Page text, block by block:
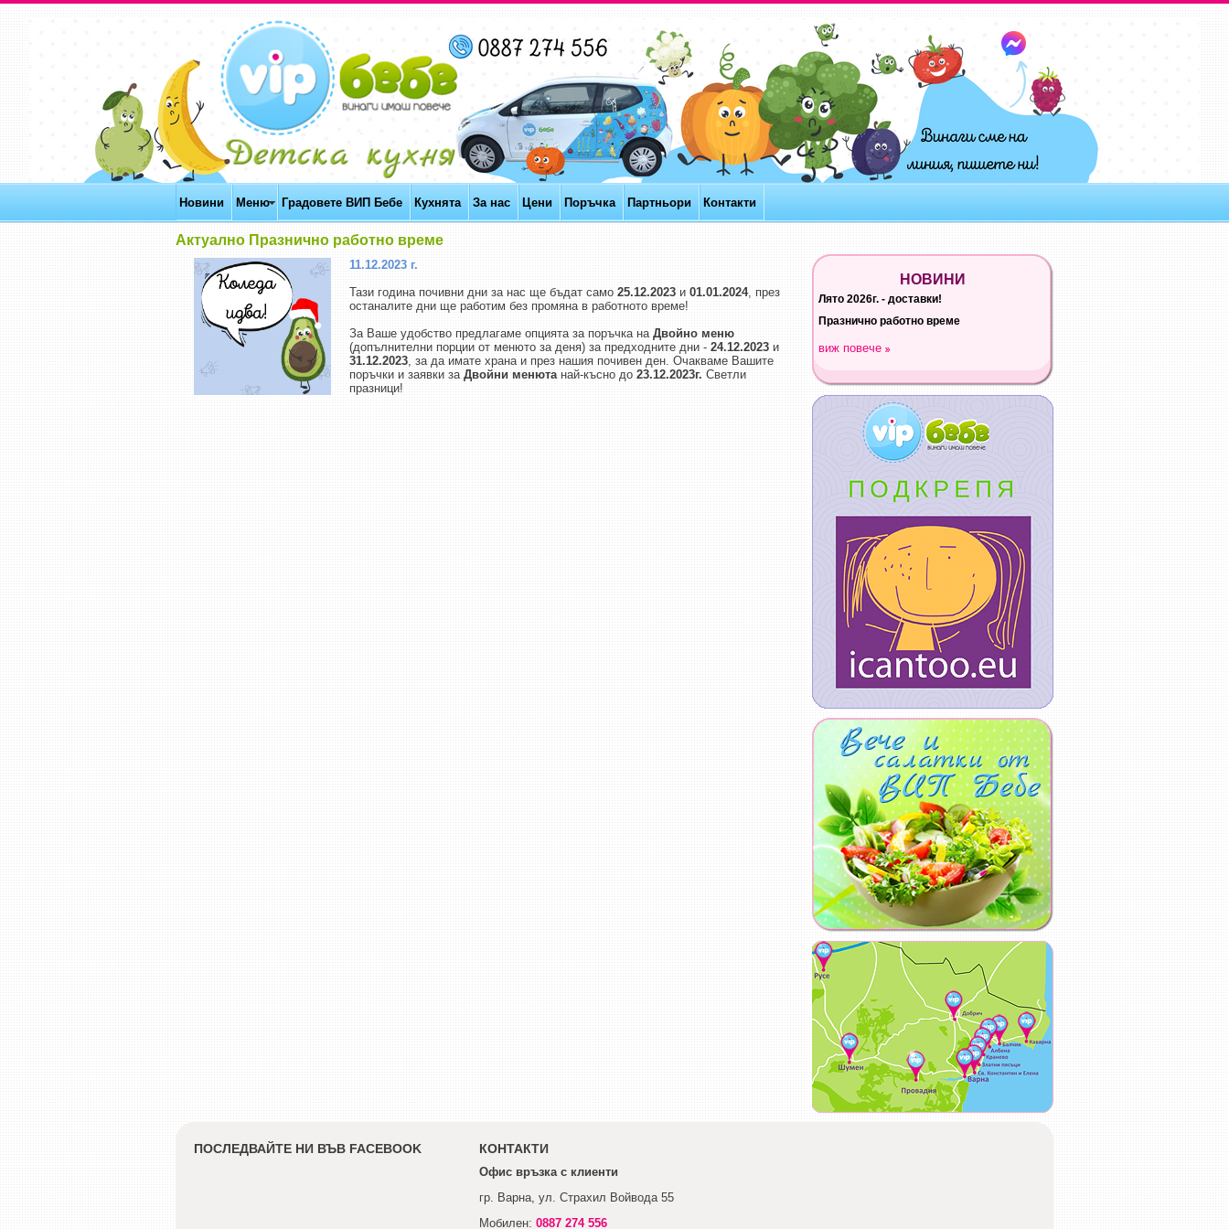
Новини Меню Градовете ВИП Бебе Кухнята За нас Цени Поръчка Партньори Контакти
Актуално Празнично работно време
11.12.2023 г.
Тази година почивни дни за нас ще бъдат само 25.12.2023 и 01.01.2024, през
останалите дни ще работим без промяна в работното време!
За Ваше удобство предлагаме опцията за поръчка на Двойно меню
(допълнителни порции от менюто за деня) за предходните дни - 24.12.2023 и
31.12.2023, за да имате храна и през нашия почивен ден. Очакваме Вашите
поръчки и заявки за Двойни менютанай-късно до 23.12.2023г. Светли
празници!
НОВИНИ
Лято 2026г. - доставки!
Празнично работно време
виж повече
ПОСЛЕДВАЙТЕ НИ ВЪВ FACEBOOK КОНТАКТИ
Офис връзка с клиенти
гр. Варна, ул. Страхил Войвода 55
Мобилен: 0887 274 556